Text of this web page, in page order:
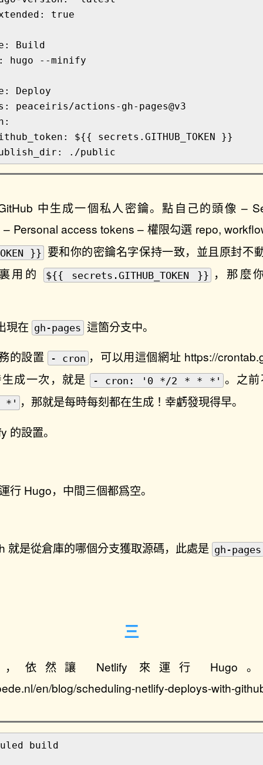
: true
:
Build
hugo --minify
:
Deploy
:
peaceiris/actions-gh-pages@v3
:
:
${{ secrets.GITHUB_TOKEN }}
: ./public
中生成一個私人密鑰。點自己的頭像 –
Personal access tokens – 權限勾選 repo,
}} 要和你的密鑰名字保持一致，並且原封不
用的 ${{ secrets.GITHUB_TOKEN }} ，那麼
現在 gh-pages 這箇分支中。
的設置 - cron ，可以用這個網址 https://
成一次，就是 - cron: '0 */2 * * *' 。之
*' ，那就是每時每刻都在生成！幸虧發現得早。
的設置。
行 Hugo，中間三個都爲空。
就是從倉庫的哪個分支獲取源碼，此處是 gh-pages
依然讓 Netlify 來運行 Hugo
en/blog/scheduling-netlify-deploys-with-
build